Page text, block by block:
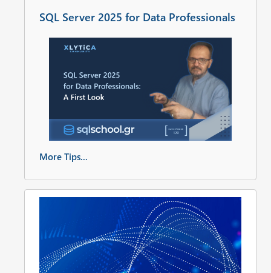
SQL Server 2025 for Data Professionals
More Tips...